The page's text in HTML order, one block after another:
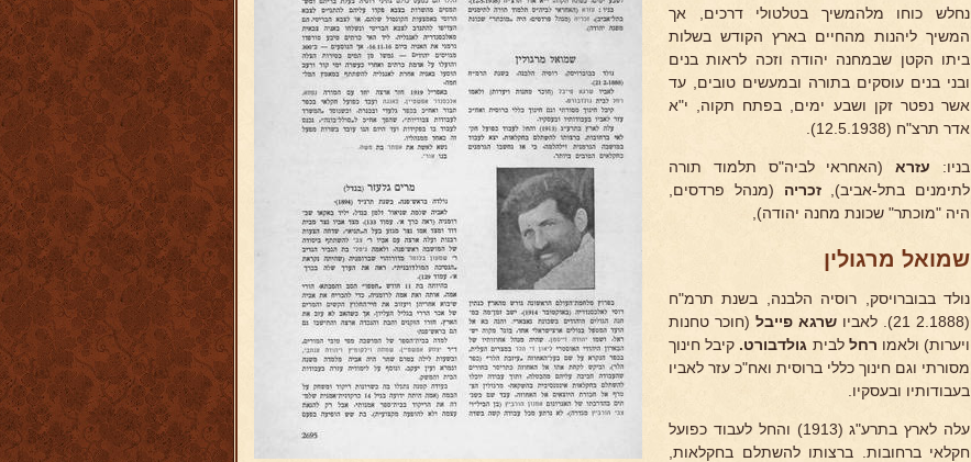
נחלש כוחו מלהמשיך בטלטולי דרכים, אך
המשיך ליהנות מהחיים בארץ הקודש בשלות
ביתו הקטן שבמחנה יהודה וזכה לראות בנים
ובני בנים עוסקים בתורה ובמעשים טובים, עד
אשר נפטר זקן ושבע ימים, בפתח תקוה, י"א
אדר תרצ"ח (12.5.1938).
בניו: עזרא (האחראי לביה"ס תלמוד תורה
לתימנים בתל-אביב),זכריה (מנהל פרדסים,
היה "מוכתר" שכונת מחנה יהודה),
שמואל מרגולין
נולד בבוברויסק, רוסיה הלבנה, בשנת תרמ"ח
(2.1888 21). לאביו
שרגא פייבל (חוכר טחנות
ויערות) ולאמו רחללבית גולדבורט. קיבל חינוך
מסורתי וגם חינוך כללי ברוסית ואח"כ עזר לאביו
בעבודותיו ובעסקיו.
עלה לארץ בתרע"ג (1913) והחל לעבוד כפועל
חקלאי ברחובות. ברצותו להשתלם בחקלאות,